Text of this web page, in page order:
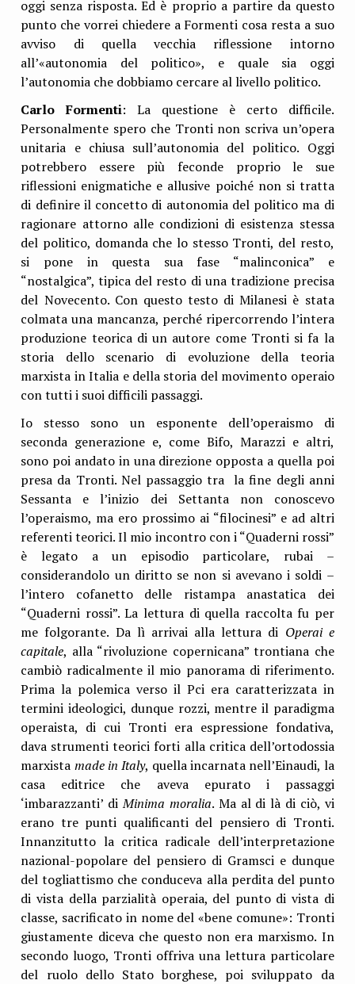
oggi senza risposta. Ed è proprio a partire da questo
punto che vorrei chiedere a Formenti cosa resta a suo
avviso di quella vecchia riflessione intorno
all’«autonomia del politico», e quale sia oggi
l’autonomia che dobbiamo cercare al livello politico.
Carlo Formenti: La questione è certo difficile.
Personalmente spero che Tronti non scriva un’opera
unitaria e chiusa sull’autonomia del politico. Oggi
potrebbero essere più feconde proprio le sue
riflessioni enigmatiche e allusive poiché non si tratta
di definire il concetto di autonomia del politico ma di
ragionare attorno alle condizioni di esistenza stessa
del politico, domanda che lo stesso Tronti, del resto,
si pone in questa sua fase “malinconica” e
“nostalgica”, tipica del resto di una tradizione precisa
del Novecento. Con questo testo di Milanesi è stata
colmata una mancanza, perché ripercorrendo l’intera
produzione teorica di un autore come Tronti si fa la
storia dello scenario di evoluzione della teoria
marxista in Italia e della storia del movimento operaio
con tutti i suoi difficili passaggi.
Io stesso sono un esponente dell’operaismo di
seconda generazione e, come Bifo, Marazzi e altri,
sono poi andato in una direzione opposta a quella poi
presa da Tronti. Nel passaggio tra la fine degli anni
Sessanta e l’inizio dei Settanta non conoscevo
l’operaismo, ma ero prossimo ai “filocinesi” e ad altri
referenti teorici. Il mio incontro con i “Quaderni rossi”
è legato a un episodio particolare, rubai –
considerandolo un diritto se non si avevano i soldi –
l’intero cofanetto delle ristampa anastatica dei
“Quaderni rossi”. La lettura di quella raccolta fu per
me folgorante. Da lì arrivai alla lettura di Operai e
capitale, alla “rivoluzione copernicana” trontiana che
cambiò radicalmente il mio panorama di riferimento.
Prima la polemica verso il Pci era caratterizzata in
termini ideologici, dunque rozzi, mentre il paradigma
operaista, di cui Tronti era espressione fondativa,
dava strumenti teorici forti alla critica dell’ortodossia
marxista made in Italy, quella incarnata nell’Einaudi, la
casa editrice che aveva epurato i passaggi
‘imbarazzanti’ diMinima moralia. Ma al di là di ciò, vi
erano tre punti qualificanti del pensiero di Tronti.
Innanzitutto la critica radicale dell’interpretazione
nazional-popolare del pensiero di Gramsci e dunque
del togliattismo che conduceva alla perdita del punto
di vista della parzialità operaia, del punto di vista di
classe, sacrificato in nome del «bene comune»: Tronti
giustamente diceva che questo non era marxismo. In
secondo luogo, Tronti offriva una lettura particolare
del ruolo dello Stato borghese, poi sviluppato da